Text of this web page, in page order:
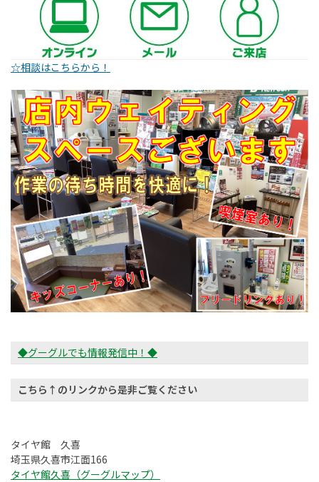
☆相談はこちらから！
◆グーグルでも情報発信中！◆
こちら↑のリンクから是非ご覧ください
タイヤ館 久喜
埼玉県久喜市江面166
タイヤ館久喜（グーグルマップ）